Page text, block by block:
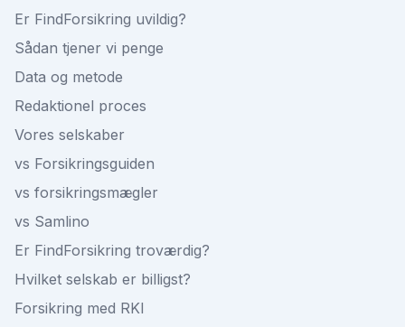
Er FindForsikring uvildig?
Sådan tjener vi penge
Data og metode
Redaktionel proces
Vores selskaber
vs Forsikringsguiden
vs forsikringsmægler
vs Samlino
Er FindForsikring troværdig?
Hvilket selskab er billigst?
Forsikring med RKI